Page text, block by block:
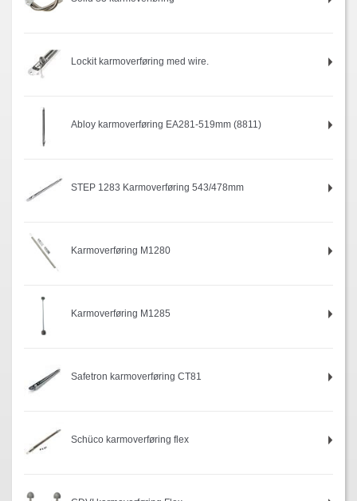
Lockit karmoverføring med wire.
Abloy karmoverføring EA281-519mm (8811)
STEP 1283 Karmoverføring 543/478mm
Karmoverføring M1280
Karmoverføring M1285
Safetron karmoverføring CT81
Schüco karmoverføring flex